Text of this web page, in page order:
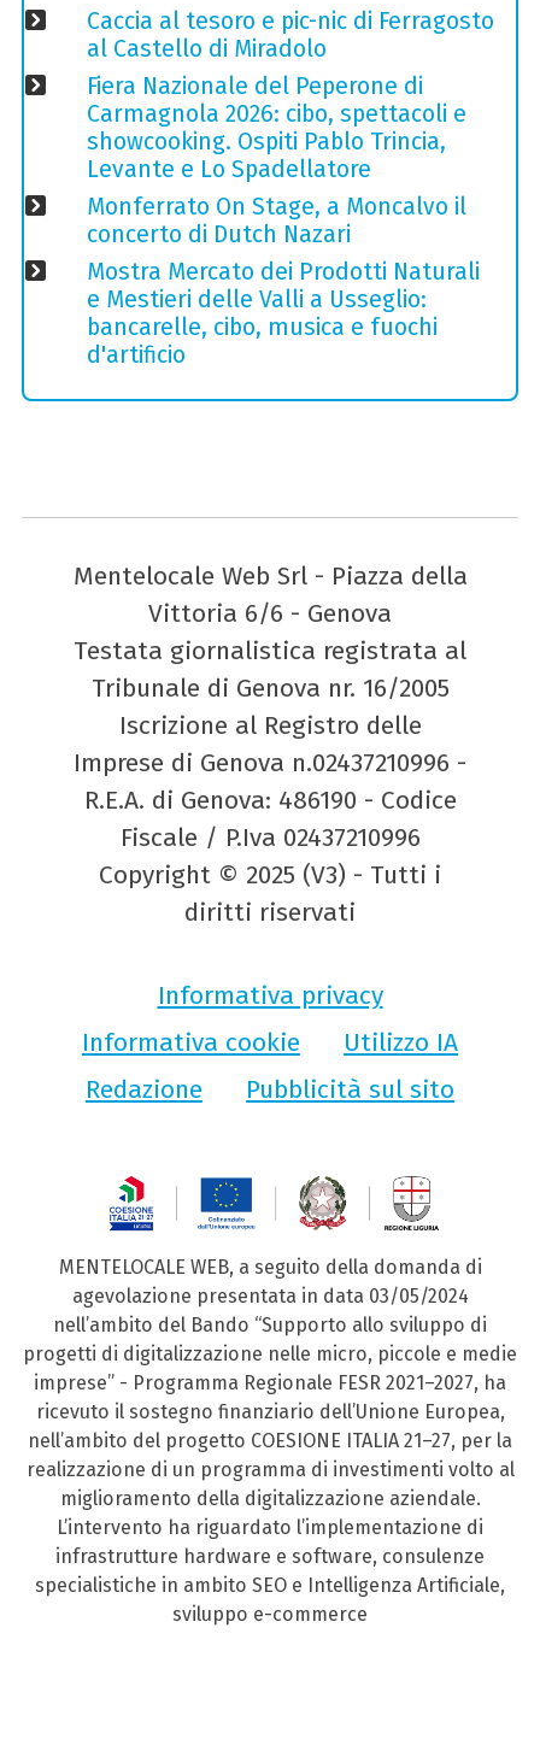
Caccia al tesoro e pic-nic di Ferragosto
al Castello di Miradolo
Fiera Nazionale del Peperone di
Carmagnola 2026: cibo, spettacoli e
showcooking. Ospiti Pablo Trincia,
Levante e Lo Spadellatore
Monferrato On Stage, a Moncalvo il
concerto di Dutch Nazari
Mostra Mercato dei Prodotti Naturali
e Mestieri delle Valli a Usseglio:
bancarelle, cibo, musica e fuochi
d'artificio
Mentelocale Web Srl - Piazza della
Vittoria 6/6 - Genova
Testata giornalistica registrata al
Tribunale di Genova nr. 16/2005
Iscrizione al Registro delle
Imprese di Genova n.02437210996 -
R.E.A. di Genova: 486190 - Codice
Fiscale / P.Iva 02437210996
Copyright © 2025 (V3) - Tutti i
diritti riservati
Informativa privacy
Informativa cookie
Utilizzo IA
Redazione
Pubblicità sul sito
MENTELOCALE WEB, a seguito della domanda di
agevolazione presentata in data 03/05/2024
nell’ambito del Bando “Supporto allo sviluppo di
progetti di digitalizzazione nelle micro, piccole e medie
imprese” - Programma Regionale FESR 2021–2027, ha
ricevuto il sostegno finanziario dell’Unione Europea,
nell’ambito del progetto COESIONE ITALIA 21–27, per la
realizzazione di un programma di investimenti volto al
miglioramento della digitalizzazione aziendale.
L’intervento ha riguardato l’implementazione di
infrastrutture hardware e software, consulenze
specialistiche in ambito SEO e Intelligenza Artificiale,
sviluppo e-commerce